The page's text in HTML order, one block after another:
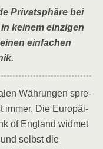
Pri­vat­sphä­re bei
kei­nem ein­zi­gen
ein­fa­chen
Wäh­run­gen spre­
immer. Die Euro­päi­
of Eng­land wid­met
selbst die